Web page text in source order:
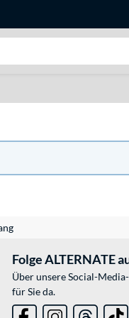
Folge ALTERNATE
Über unsere Social-
für Sie da.